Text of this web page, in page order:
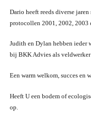
Dario heeft reeds diverse
protocollen 2001, 2002, 2003
Judith en Dylan hebben ieder
bij BKK Advies als
Een warm welkom, succes en
Heeft U een bodem of
op.